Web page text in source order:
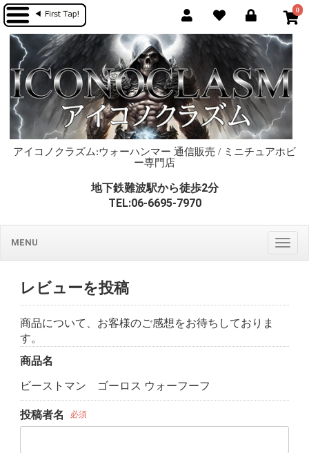
0
アイコノクラズム:ウォーハンマー 通信販売 / ミニチュアホビ
ー専門店
地下鉄難波駅から徒歩2分
TEL:06-6695-7970
MENU
レビューを投稿
商品について、お客様のご感想をお待ちしておりま
す。
商品名
ビーストマン ゴーロス ウォーフーフ
投稿者名 必須